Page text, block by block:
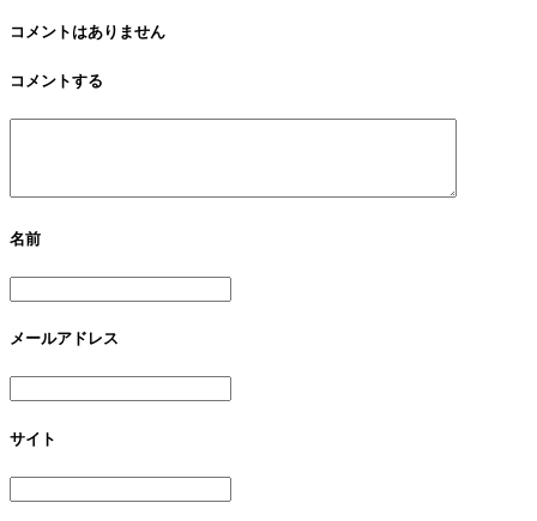
コメントはありません
コメントする
名前
メールアドレス
サイト